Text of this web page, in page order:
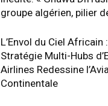
groupe algérien, pilier
L’Envol du Ciel
Stratégie Multi-Hubs
Airlines Redessine
Continentale